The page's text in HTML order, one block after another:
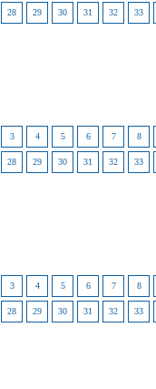
28 29 30 31 32 33
3 4 5 6 7 8
28 29 30 31 32 33
3 4 5 6 7 8
28 29 30 31 32 33